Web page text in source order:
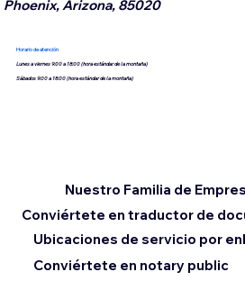
Phoenix, Arizona, 85020
Horario de atención
Lunes a viernes 9:00 a 18:00 (hora estándar de la montaña)
Sábados 9:00 a 18:00 (hora estándar de la montaña)
Conviértete en traductor de
Ubicaciones de servicio por
Nuestro Familia de
Conviértete en notary public